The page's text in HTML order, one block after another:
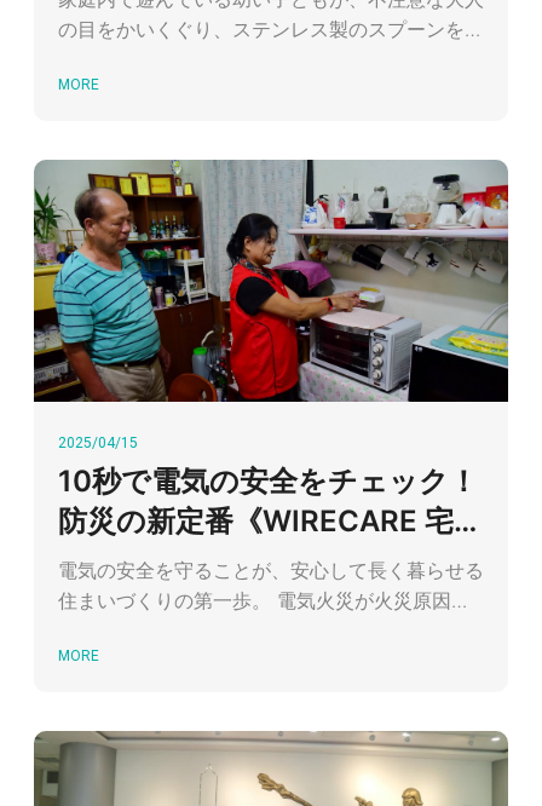
の目をかいくぐり、ステンレス製のスプーンを寝
な些細な行動が、感電による意識喪失、さらに重
MORE
2025/04/15
10秒で電気の安全をチェック！
防災の新定番《WIRECARE 宅内
電気セーフガード》
電気の安全を守ることが、安心して長く暮らせる
住まいづくりの第一歩。 電気火災が火災原因の
TECHNOLOGY（孕龍科技）は、スマートホーム
MORE